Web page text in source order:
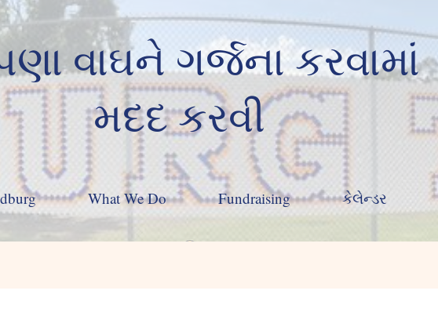
વાઘને ગર્જના કરવામાં
મદદ કરવી
What We Do Fundraising કેલેન્ડર